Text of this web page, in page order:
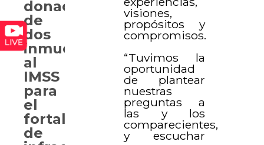
visiones,
propósitos y
compromisos.
“Tuvimos la
oportunidad
de plantear
nuestras
preguntas a
las y los
comparecientes,
y escuchar
donación
de
dos
inmuebles
al
IMSS
para
el
fortalecimiento
de